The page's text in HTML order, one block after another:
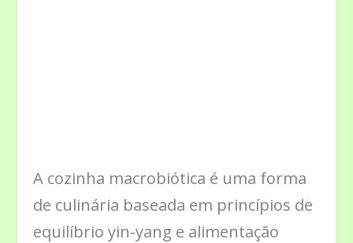
A cozinha macrobiótica é uma forma
de culinária baseada em princípios de
equilíbrio yin-yang e alimentação